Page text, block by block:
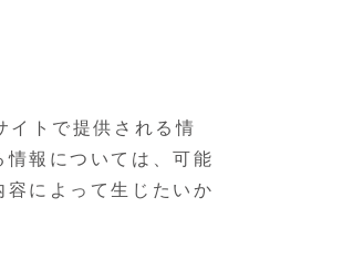
トで提供される情
報については、可能
によって生じたいか